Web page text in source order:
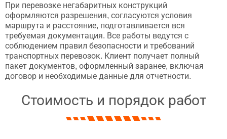
При перевозке негабаритных конструкций
оформляются разрешения, согласуются условия
маршрута и расстояние, подготавливается вся
требуемая документация. Все работы ведутся с
соблюдением правил безопасности и требований
транспортных перевозок. Клиент получает полный
пакет документов, оформленный заранее, включая
договор и необходимые данные для отчетности.
Стоимость и порядок работ